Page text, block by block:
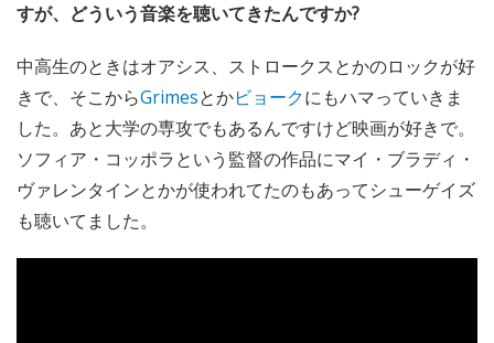
すが、どういう音楽を聴いてきたんですか?
中高生のときはオアシス、ストロークスとかのロックが好
きで、そこからGrimesとかビョークにもハマっていきま
した。あと大学の専攻でもあるんですけど映画が好きで。
ソフィア・コッポラという監督の作品にマイ・ブラディ・
ヴァレンタインとかが使われてたのもあってシューゲイズ
も聴いてました。